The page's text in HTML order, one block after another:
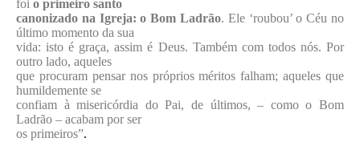
foi o primeiro santo
canonizado na Igreja: o Bom Ladrão. Ele ‘roubou’ o Céu no
último momento da sua
vida: isto é graça, assim é Deus. Também com todos nós. Por
outro lado, aqueles
que procuram pensar nos próprios méritos falham; aqueles que
humildemente se
confiam à misericórdia do Pai, de últimos, – como o Bom
Ladrão – acabam por ser
os primeiros”.